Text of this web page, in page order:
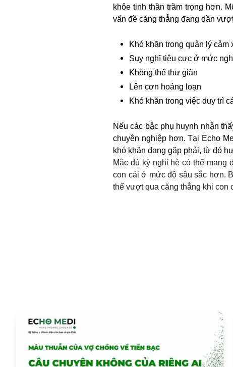
khỏe tinh thần trầm trọng hơn.
vấn đề căng thẳng đang dần
Khó khăn trong quản lý cảm
Suy nghĩ tiêu cực ở mức
Không thể thư giãn
Lên cơn hoảng loạn
Khó khăn trong việc duy trì
Nếu các bậc phụ huynh nhận
chuyên nghiệp hơn. Tại Echo
khó khăn đang gặp phải, từ đó
Mặc dù kỳ nghỉ hè có thể
con cái ở mức độ sâu sắc hơn.
thể vượt qua căng thẳng khi